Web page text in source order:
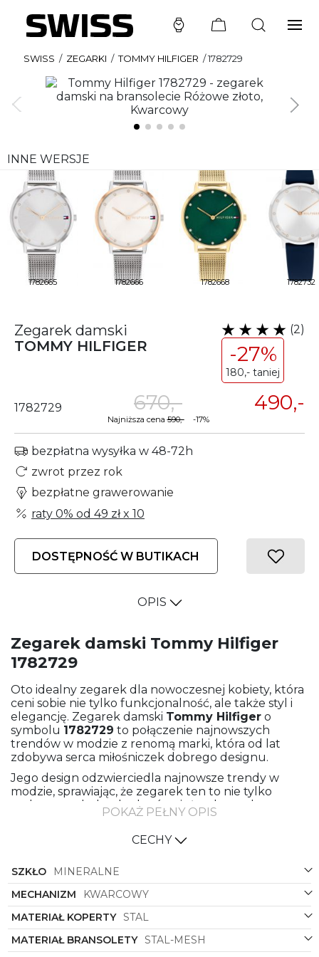
SWISS / ZEGARKI / TOMMY HILFIGER /1782729
INNE WERSJE
1782665 1782666 1782668 1782732
Zegarek damski
TOMMY HILFIGER
(2)
-27%
180,- taniej
1782729 490,-
670,-
Najniższa cena590,--17%
bezpłatna wysyłka w 48-72h
zwrot przez rok
bezpłatne grawerowanie
raty 0% od 49 złx 10
DOSTĘPNOŚĆ W BUTIKACH
OPIS
Zegarek damski Tommy Hilfiger
1782729
Oto idealny zegarek dla nowoczesnej kobiety, która
ceni sobie nie tylko funkcjonalność, ale także styl i
elegancję. Zegarek damski Tommy Hilfiger o
symbolu 1782729 to połączenie najnowszych
trendów w modzie z renomą marki, która od lat
zdobywa serca miłośniczek dobrego designu.
Jego design odzwierciedla najnowsze trendy w
modzie, sprawiając, że zegarek ten to nie tylko
praktyczny dodatek, ale również stylowy element
garderoby. Stalowa bransoleta i koperta w kolorze
różowego złota nadają mu subtelności i klasy, a
jednocześnie pozwalają na wszechstronne łączenie
Różowe złoto to kolor, który zyskuje coraz większą
popularność w świecie mody, dodając delikatności i
kobiecości każdej kreacji. Kolor tarczy utrzymany w
tym samym odcieniu sprawia, że zegarek prezentuje
się spójnie i harmonijnie, podkreślając elegancję i
szyk noszącej go kobiety.
POKAŻ PEŁNY OPIS
CECHY
SZKŁO
MINERALNE
MECHANIZM
KWARCOWY
MATERIAŁ KOPERTY STAL
MATERIAŁ BRANSOLETY STAL-MESH